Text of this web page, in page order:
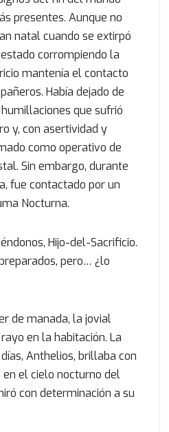
presentes. Aunque no
natal cuando se extirpó
corrompiendo la
mantenía el contacto
Había dejado de
que sufrió
y, con asertividad y
como operativo de
Sin embargo, durante
fue contactado por un
Nocturna.
Hijo-del-Sacrificio.
pero… ¿lo
de manada, la jovial
en la habitación. La
Anthelios, brillaba con
el cielo nocturno del
con determinación a su